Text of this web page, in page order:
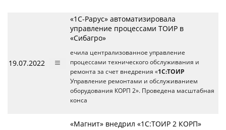
19.07.2022
«1С-Рарус» автоматизировала
управление процессами ТОИР в
«Сибагро»
ечила централизованное управление
процессами технического обслуживания и
ремонта за счет внедрения «1С:ТОИР
Управление ремонтами и обслуживанием
оборудования КОРП 2». Проведена масштабная
конса
«Магнит» внедрил «1С:ТОИР 2 КОРП»